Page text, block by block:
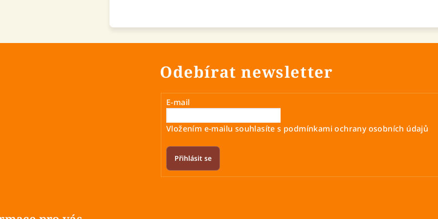
Odebírat newsletter
E-mail
Vložením e-mailu souhlasíte s podmínkami ochrany osobních údajů
Přihlásit se